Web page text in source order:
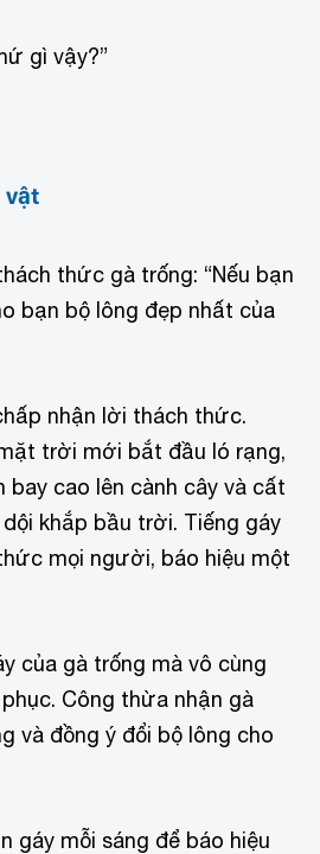
gì vậy?”
vật
thức gà trống: “Nếu bạn
bạn bộ lông đẹp nhất của
nhận lời thách thức.
trời mới bắt đầu ló rạng,
bay cao lên cành cây và cất
khắp bầu trời. Tiếng gáy
mọi người, báo hiệu một
của gà trống mà vô cùng
Công thừa nhận gà
và đồng ý đổi bộ lông cho
gáy mỗi sáng để báo hiệu